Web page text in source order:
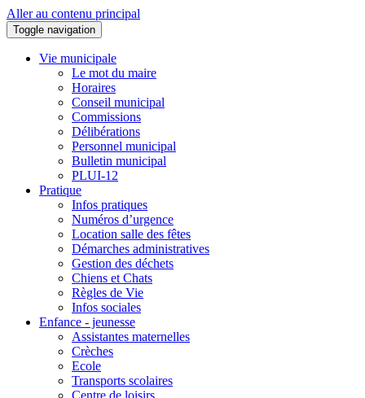
Aller au contenu principal
Toggle navigation
Vie municipale
Le mot du maire
Horaires
Conseil municipal
Commissions
Délibérations
Personnel municipal
Bulletin municipal
PLUI-12
Pratique
Infos pratiques
Numéros d’urgence
Location salle des fêtes
Démarches administratives
Gestion des déchets
Chiens et Chats
Règles de Vie
Infos sociales
Enfance - jeunesse
Assistantes maternelles
Crèches
Ecole
Transports scolaires
Centre de loisirs